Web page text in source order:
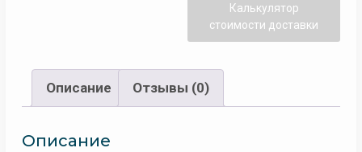
Калькулятор
стоимости доставки
Описание Отзывы (0)
Описание